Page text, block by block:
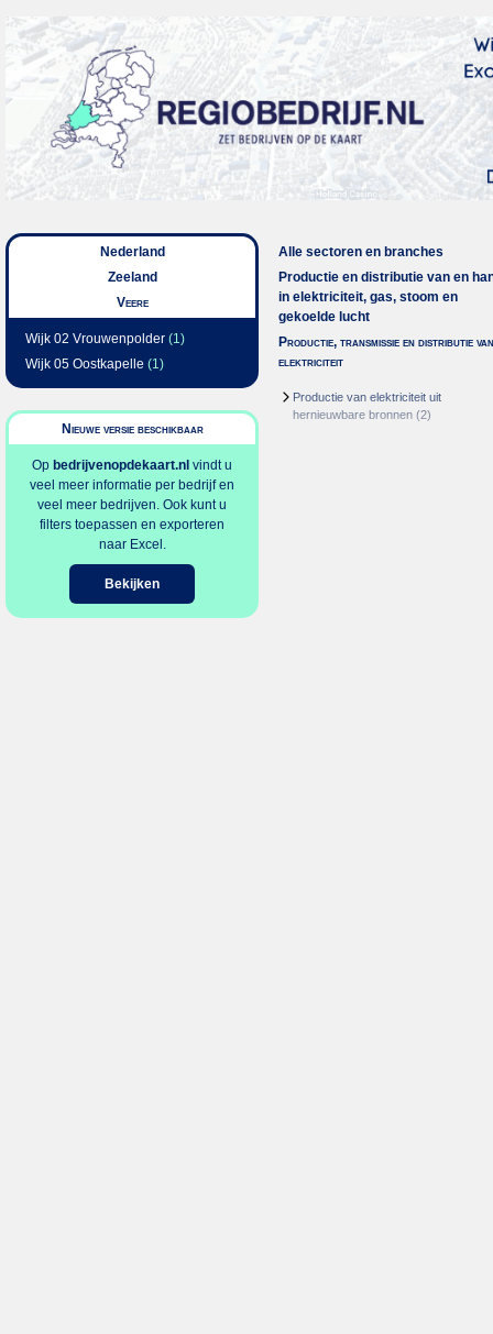
Nederland
Zeeland
Veere
Wijk 02 Vrouwenpolder (1)
Wijk 05 Oostkapelle (1)
Nieuwe versie beschikbaar
Op bedrijvenopdekaart.nl vindt u
veel meer informatie per bedrijf en
veel meer bedrijven. Ook kunt u
filters toepassen en exporteren
naar Excel.
Bekijken
Alle sectoren en branches
Productie en distributie van en
in elektriciteit, gas, stoom en
gekoelde lucht
Productie, transmissie en distributie van
elektriciteit
Productie van elektriciteit uit
hernieuwbare bronnen (2)